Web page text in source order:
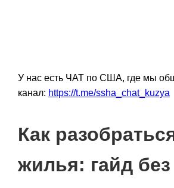
У нас есть ЧАТ по США, где мы
канал: https://t.me/ssha_chat_kuzya
Как
жилья: гайд